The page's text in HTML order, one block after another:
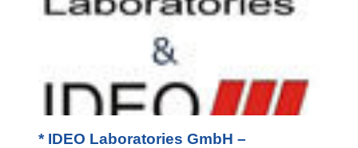
* IDEO Laboratories GmbH –